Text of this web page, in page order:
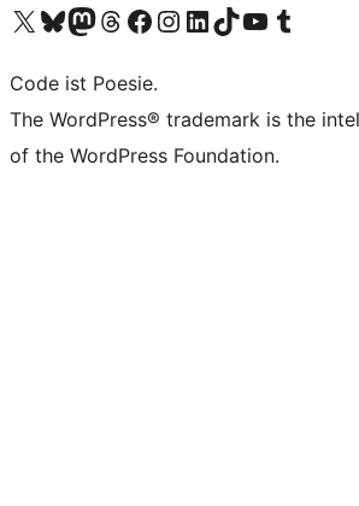
Das X-Konto (früher Twitter) von WordPress.org besuchen
Das Bluesky-Konto von WordPress.org besuchen
Das Mastodon-Konto von WordPress.org besuchen
Das Threads-Konto von WordPress.org besuchen
Die Facebook-Seite von WordPress.org besuchen
Das Instagram-Konto von WordPress.org besuchen
Das LinkedIn-Konto von WordPress.org besuchen
Das TikTok-Konto von WordPress.org besuchen
Den YouTube-Kanal von WordPress.org besuchen
Das Tumblr-Konto von
Code ist Poesie.
The WordPress® trademark is the
of the WordPress Foundation.